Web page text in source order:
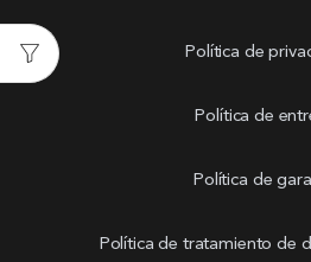
Política de
Política de
Política de
Política de tratamiento de